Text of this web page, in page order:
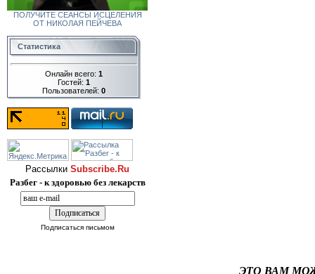
ПОЛУЧИТЕ СЕАНСЫ ИСЦЕЛЕНИЯ
ОТ НИКОЛАЯ ПЕЙЧЕВА
Статистика
Онлайн всего: 1
Гостей: 1
Пользователей: 0
Рассылки Subscribe.Ru
Разбег - к здоровью без лекарств
Подписаться письмом
ЭТО ВАМ